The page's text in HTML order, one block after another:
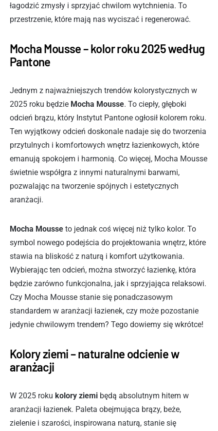
łagodzić zmysły i sprzyjać chwilom wytchnienia. To
przestrzenie, które mają nas wyciszać i regenerować.
Mocha Mousse – kolor roku 2025 według
Pantone
Jednym z najważniejszych trendów kolorystycznych w
2025 roku będzie Mocha Mousse. To ciepły, głęboki
odcień brązu, który Instytut Pantone ogłosił kolorem roku.
Ten wyjątkowy odcień doskonale nadaje się do tworzenia
przytulnych i komfortowych wnętrz łazienkowych, które
emanują spokojem i harmonią. Co więcej, Mocha Mousse
świetnie współgra z innymi naturalnymi barwami,
pozwalając na tworzenie spójnych i estetycznych
aranżacji.
Mocha Mousse to jednak coś więcej niż tylko kolor. To
symbol nowego podejścia do projektowania wnętrz, które
stawia na bliskość z naturą i komfort użytkowania.
Wybierając ten odcień, można stworzyć łazienkę, która
będzie zarówno funkcjonalna, jak i sprzyjająca relaksowi.
Czy Mocha Mousse stanie się ponadczasowym
standardem w aranżacji łazienek, czy może pozostanie
jedynie chwilowym trendem? Tego dowiemy się wkrótce!
Kolory ziemi – naturalne odcienie w
aranżacji
W 2025 roku kolory ziemi będą absolutnym hitem w
aranżacji łazienek. Paleta obejmująca brązy, beże,
zielenie i szarości, inspirowana naturą, stanie się